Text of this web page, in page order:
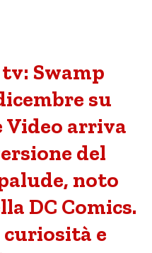
Swamp
su
Video arriva
del
noto
DC Comics.
curiosità e